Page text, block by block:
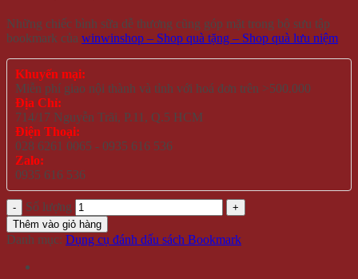
Những chiếc bình sữa dễ thương cũng góp mặt trong bộ sưu tập
bookmark của winwinshop – Shop quà tặng – Shop quà lưu niệm
Khuyến mại:
Miễn phí giao nội thành và tỉnh với hoá đơn trên >500.000
Địa Chỉ:
714/17 Nguyễn Trãi, P.11, Q.5 HCM
Điện Thoại:
028 6261 0065 - 0935 616 536
Zalo:
0935 616 536
Số lượng
Thêm vào giỏ hàng
Danh mục: Dụng cụ đánh dấu sách Bookmark